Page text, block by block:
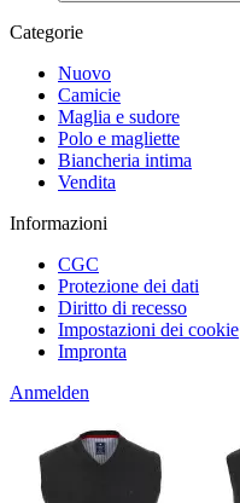
Categorie
Nuovo
Camicie
Maglia e sudore
Polo e magliette
Biancheria intima
Vendita
Informazioni
CGC
Protezione dei dati
Diritto di recesso
Impostazioni dei cookie
Impronta
Anmelden